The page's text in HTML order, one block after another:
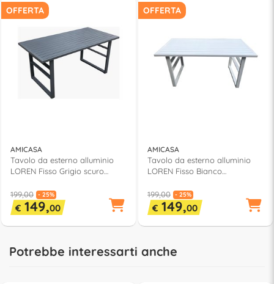
OFFERTA
AMICASA
Tavolo da esterno alluminio
LOREN Fisso Grigio scuro
199,00 - 25%
€ 149,00
OFFERTA
AMICASA
Tavolo da esterno alluminio
LOREN Fisso Bianco
199,00 - 25%
€ 149,00
Potrebbe interessarti anche